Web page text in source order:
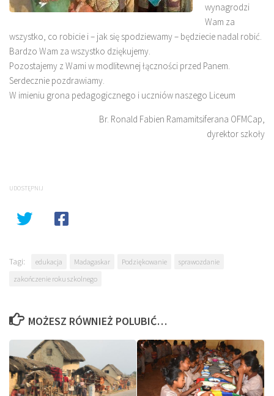
wynagrodzi
Wam za
wszystko, co robicie i – jak się spodziewamy – będziecie nadal robić.
Bardzo Wam za wszystko dziękujemy.
Pozostajemy z Wami w modlitewnej łączności przed Panem.
Serdecznie pozdrawiamy.
W imieniu grona pedagogicznego i uczniów naszego Liceum
Br. Ronald Fabien Ramamitsiferana OFMCap,
dyrektor szkoły
UDOSTĘPNIJ
Tagi: edukacja Madagaskar Podziękowanie
sprawozdanie
zakończenie roku szkolnego
MOŻESZ RÓWNIEŻ POLUBIĆ…